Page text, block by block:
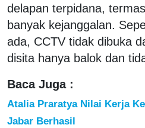
delapan terpidana,
banyak kejanggalan.
ada, CCTV tidak dibuka
disita hanya balok dan
Baca Juga :
Atalia Praratya Nilai Kerja
Jabar Berhasil